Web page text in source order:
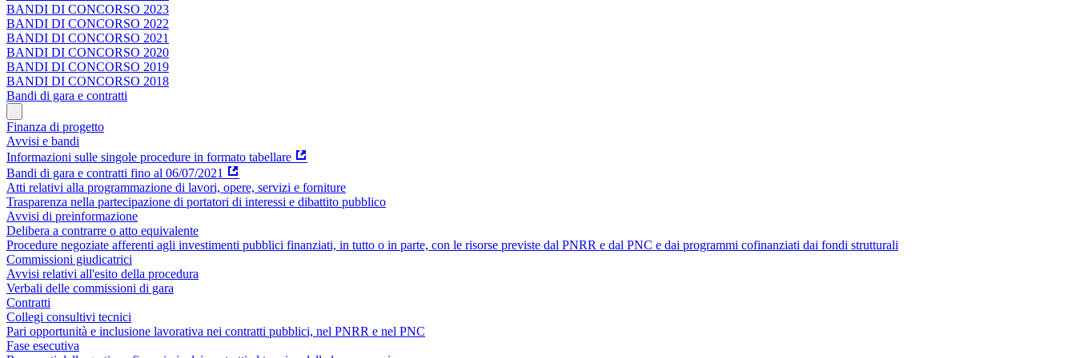
BANDI DI CONCORSO 2023
BANDI DI CONCORSO 2022
BANDI DI CONCORSO 2021
BANDI DI CONCORSO 2020
BANDI DI CONCORSO 2019
BANDI DI CONCORSO 2018
Bandi di gara e contratti
Finanza di progetto
Avvisi e bandi
Informazioni sulle singole procedure in formato tabellare
Bandi di gara e contratti fino al 06/07/2021
Atti relativi alla programmazione di lavori, opere, servizi e forniture
Trasparenza nella partecipazione di portatori di interessi e dibattito pubblico
Avvisi di preinformazione
Delibera a contrarre o atto equivalente
Procedure negoziate afferenti agli investimenti pubblici finanziati, in tutto o in parte, con le risorse previste dal PNRR e dal PNC e dai programmi cofinanziati dai fondi strutturali
Commissioni giudicatrici
Avvisi relativi all'esito della procedura
Verbali delle commissioni di gara
Contratti
Collegi consultivi tecnici
Pari opportunità e inclusione lavorativa nei contratti pubblici, nel PNRR e nel PNC
Fase esecutiva